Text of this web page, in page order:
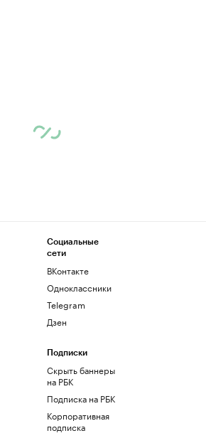
Социальные
сети
ВКонтакте
Одноклассники
Telegram
Дзен
Подписки
Скрыть баннеры
на РБК
Подписка на РБК
Корпоративная
подписка